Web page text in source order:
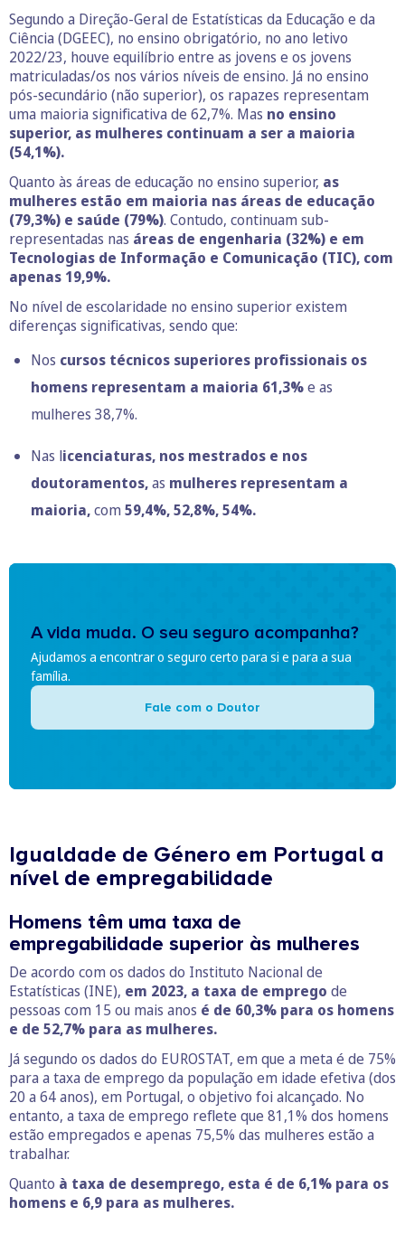
Segundo a Direção-Geral de Estatísticas da Educação e da
Ciência (DGEEC), no ensino obrigatório, no ano letivo
2022/23, houve equilíbrio entre as jovens e os jovens
matriculadas/os nos vários níveis de ensino. Já no ensino
pós-secundário (não superior), os rapazes representam
uma maioria significativa de 62,7%. Mas no ensino
superior, as mulheres continuam a ser a maioria
(54,1%).
Quanto às áreas de educação no ensino superior, as
mulheres estão em maioria nas áreas de educação
(79,3%) e saúde (79%). Contudo, continuam sub-
representadas nas áreas de engenharia (32%) e em
Tecnologias de Informação e Comunicação (TIC), com
apenas 19,9%.
No nível de escolaridade no ensino superior existem
diferenças significativas, sendo que:
Nos cursos técnicos superiores profissionais os
homens representam a maioria 61,3%e as
mulheres 38,7%.
Nas licenciaturas, nos mestrados e nos
doutoramentos,as mulheres representam a
maioria,com 59,4%, 52,8%, 54%.
A vida muda. O seu seguro acompanha?
Ajudamos a encontrar o seguro certo para si e para a sua
família.
Fale com o Doutor
Igualdade de Género em Portugal a
nível de empregabilidade
Homens têm uma taxa de
empregabilidade superior às mulheres
De acordo com os dados do Instituto Nacional de
Estatísticas (INE), em 2023, a taxa de emprego de
pessoas com 15 ou mais anos é de 60,3% para os homens
e de 52,7% para as mulheres.
Já segundo os dados do EUROSTAT, em que a meta é de 75%
para a taxa de emprego da população em idade efetiva (dos
20 a 64 anos), em Portugal, o objetivo foi alcançado. No
entanto, a taxa de emprego reflete que 81,1% dos homens
estão empregados e apenas 75,5% das mulheres estão a
trabalhar.
Quanto à taxa de desemprego, esta é de 6,1% para os
homens e 6,9 para as mulheres.